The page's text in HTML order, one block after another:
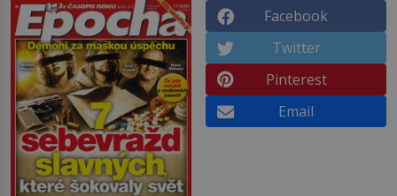
Facebook
Twitter
Pinterest
Email